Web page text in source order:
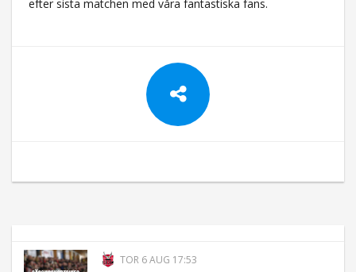
efter sista matchen med våra fantastiska fans.
TOR 6 AUG 17:53